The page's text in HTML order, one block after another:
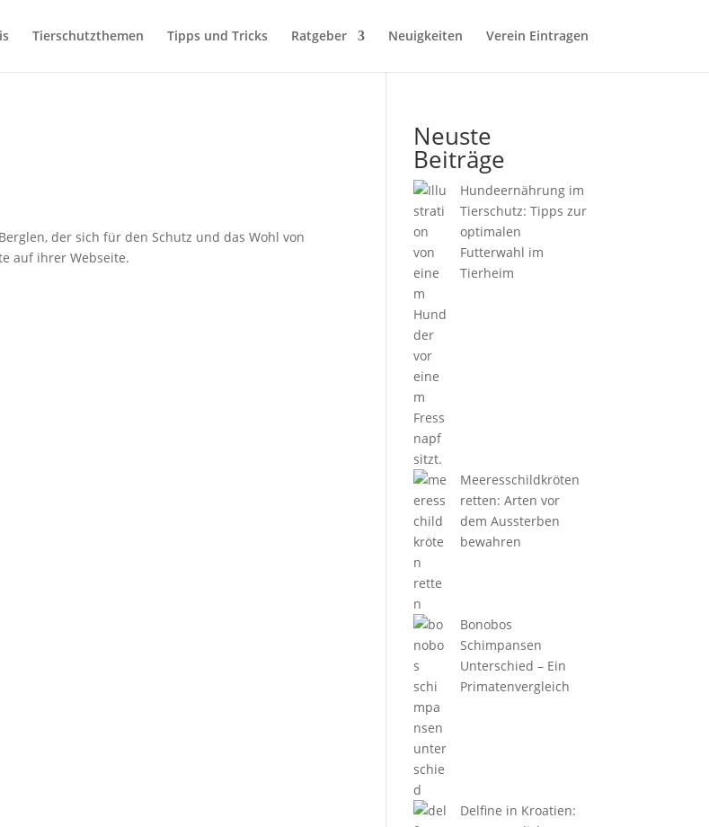
Tierschutzthemen Tipps und Tricks Ratgeber Neuigkeiten Verein Eintragen
der sich für den Schutz und das Wohl von
auf ihrer Webseite.
Neuste
Beiträge
Hundeernährung im
Tierschutz: Tipps zur
optimalen
Futterwahl im
Tierheim
Meeresschildkröten
retten: Arten vor
dem Aussterben
bewahren
Bonobos
Schimpansen
Unterschied – Ein
Primatenvergleich
Delfine in Kroatien: